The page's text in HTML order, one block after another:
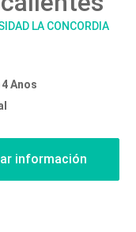
LA CONCORDIA
Anos